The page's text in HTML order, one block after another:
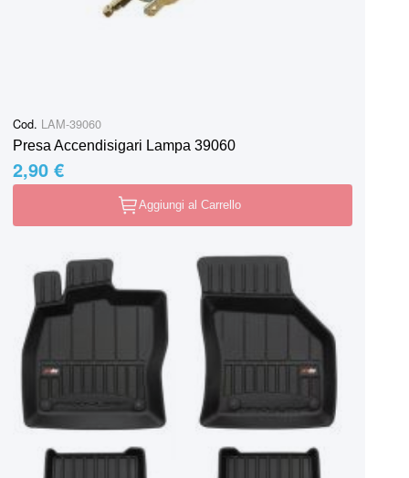
Cod. LAM-39060
Presa Accendisigari Lampa 39060
2,90 €
Aggiungi al Carrello